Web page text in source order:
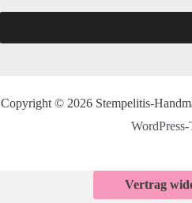
Copyright © 2026 Stempelitis-
WordPress-
Vertrag